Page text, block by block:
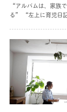
“アルバムは、家族
る” “左上に育児日